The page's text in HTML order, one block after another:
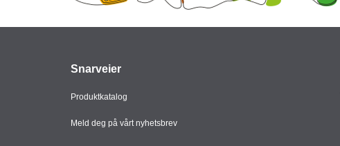
Snarveier
Produktkatalog
Meld deg på vårt nyhetsbrev